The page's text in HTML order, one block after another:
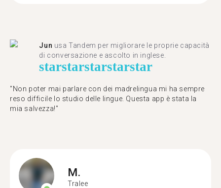
Jun usa Tandem per migliorare le proprie capacità
di conversazione e ascolto in inglese.
starstarstarstarstar
"Non poter mai parlare con dei madrelingua mi ha sempre
reso difficile lo studio delle lingue. Questa app è stata la
mia salvezza!"
M.
Tralee